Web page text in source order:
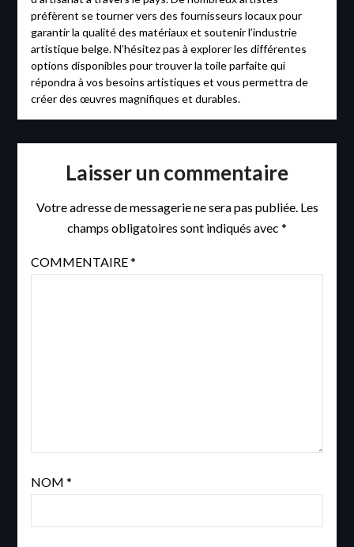
préfèrent se tourner vers des fournisseurs locaux pour
garantir la qualité des matériaux et soutenir l’industrie
artistique belge. N’hésitez pas à explorer les différentes
options disponibles pour trouver la toile parfaite qui
répondra à vos besoins artistiques et vous permettra de
créer des œuvres magnifiques et durables.
Laisser un commentaire
Votre adresse de messagerie ne sera pas publiée. Les
champs obligatoires sont indiqués avec *
COMMENTAIRE*
NOM *